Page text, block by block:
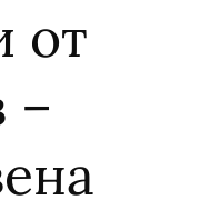
от
–